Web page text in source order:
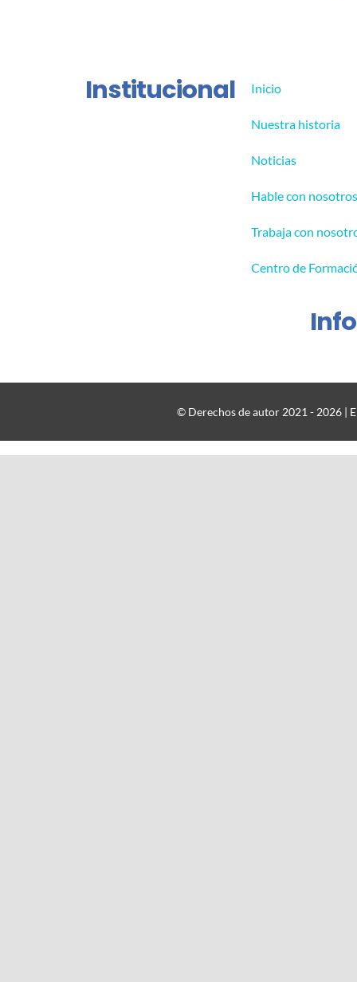
Institucional Inicio
Nuestra historia
Noticias
Hable con
Trabaja con
Centro de
© Derechos de autor 2021 - 2026 |